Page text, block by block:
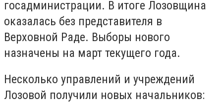
госадминистрации. В итоге Лозовщина
оказалась без представителя в
Верховной Раде. Выборы нового
назначены на март текущего года.
Несколько управлений и учреждений
Лозовой получили новых начальников: